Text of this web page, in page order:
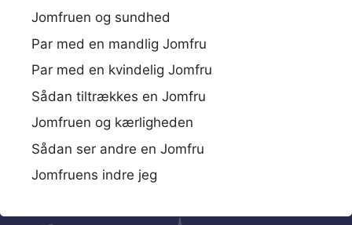
Jomfruen og sundhed
Par med en mandlig Jomfru
Par med en kvindelig Jomfru
Sådan tiltrækkes en Jomfru
Jomfruen og kærligheden
Sådan ser andre en Jomfru
Jomfruens indre jeg